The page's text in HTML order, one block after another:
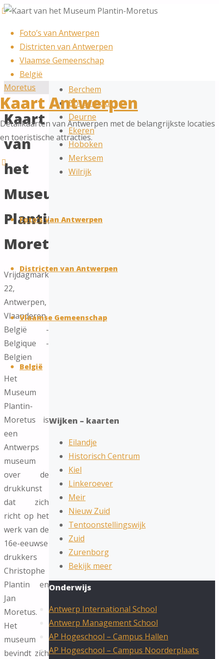
Foto’s van Antwerpen
Districten van Antwerpen
Vlaamse Gemeenschap
België
Kaart Antwerpen
Detailkaarten van Antwerpen met de belangrijkste locaties
en toeristische attracties.
Skip
to
Foto’s van Antwerpen
Districten van Antwerpen
Vlaamse Gemeenschap
België
Kaart
van
het
Museum
Plantin-
Moretus
Vrijdagmarkt
22,
Antwerpen,
Vlaanderen,
België -
Belgique -
Belgien
Het
Museum
Plantin-
Moretus is
een
Antwerps
museum
over de
drukkunst
dat zich
richt op het
werk van de
16e-eeuwse
drukkers
Christophe
Plantin en
Jan
Moretus.
Het
museum
bevindt zich
Districten – kaarten
Antwerpen (district)
Berchem
Borgerhout
Deurne
Ekeren
Hoboken
Merksem
Wilrijk
Wijken – kaarten
Eilandje
Historisch Centrum
Kiel
Linkeroever
Meir
Nieuw Zuid
Tentoonstellingswijk
Zuid
Zurenborg
Bekijk meer
Onderwijs
Antwerp International School
Antwerp Management School
AP Hogeschool – Campus Hallen
AP Hogeschool – Campus Noorderplaats